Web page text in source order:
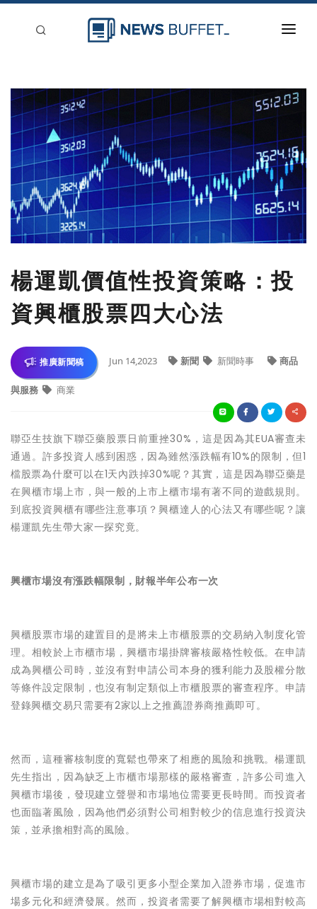
新聞稿分類
登入
刊登
楊運凱價值性投資策略：投
資興櫃股票四大心法
推廣新聞稿 Jun 14,2023 新聞 新聞時事 商品
與服務 商業
聯亞生技旗下聯亞藥股票日前重挫30%，這是因為其EUA審查未
通過。許多投資人感到困惑，因為雖然漲跌幅有10%的限制，但1
檔股票為什麼可以在1天內跌掉30%呢？其實，這是因為聯亞藥是
在興櫃市場上市，與一般的上市上櫃市場有著不同的遊戲規則。
到底投資興櫃有哪些注意事項？興櫃達人的心法又有哪些呢？讓
楊運凱先生帶大家一探究竟。
興櫃市場沒有漲跌幅限制，財報半年公布一次
興櫃股票市場的建置目的是將未上市櫃股票的交易納入制度化管
理。相較於上市櫃市場，興櫃市場掛牌審核嚴格性較低。在申請
成為興櫃公司時，並沒有對申請公司本身的獲利能力及股權分散
等條件設定限制，也沒有制定類似上市櫃股票的審查程序。申請
登錄興櫃交易只需要有2家以上之推薦證券商推薦即可。
然而，這種審核制度的寬鬆也帶來了相應的風險和挑戰。楊運凱
先生指出，因為缺乏上市櫃市場那樣的嚴格審查，許多公司進入
興櫃市場後，發現建立聲譽和市場地位需要更長時間。而投資者
也面臨著風險，因為他們必須對公司相對較少的信息進行投資決
策，並承擔相對高的風險。
興櫃市場的建立是為了吸引更多小型企業加入證券市場，促進市
場多元化和經濟發展。然而，投資者需要了解興櫃市場相對較高